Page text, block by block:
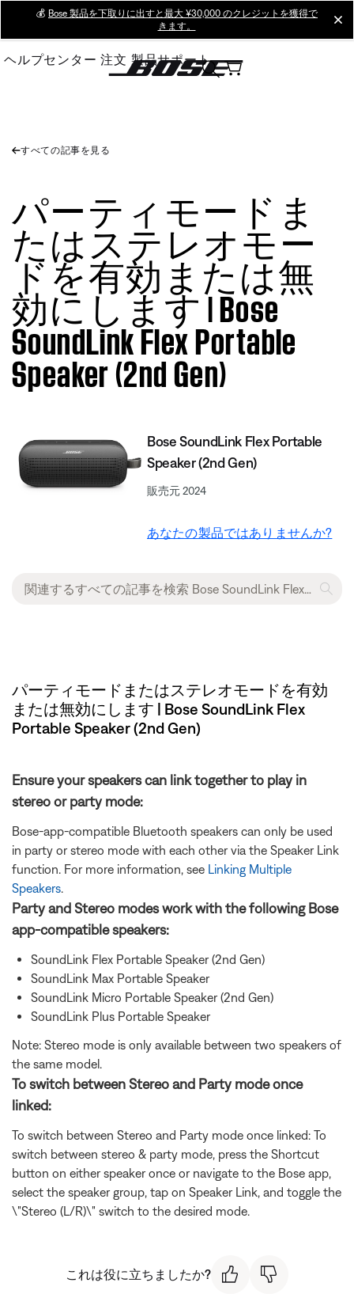
Main
💰 Bose 製品を下取りに出すと最大 ¥30,000 のクレジットを獲得で
きます。
ヘルプセンター 注文 製品サポート
すべての記事を見る
パーティモードま
たはステレオモー
ドを有効または無
効にします | Bose
SoundLink Flex Portable
Speaker (2nd Gen)
Bose SoundLink Flex Portable
Speaker (2nd Gen)
販売元 2024
あなたの製品ではありませんか?
パーティモードまたはステレオモードを有効
または無効にします | Bose SoundLink Flex
Portable Speaker (2nd Gen)
Ensure your speakers can link together to play in
stereo or party mode:
Bose-app-compatible Bluetooth speakers can only be used
in party or stereo mode with each other via the Speaker Link
function. For more information, see Linking Multiple
Speakers.
Party and Stereo modes work with the following Bose
app-compatible speakers:
SoundLink Flex Portable Speaker (2nd Gen)
SoundLink Max Portable Speaker
SoundLink Micro Portable Speaker (2nd Gen)
SoundLink Plus Portable Speaker
Note: Stereo mode is only available between two speakers of
the same model.
To switch between Stereo and Party mode once
linked:
To switch between Stereo and Party mode once linked: To
switch between stereo & party mode, press the Shortcut
button on either speaker once or navigate to the Bose app,
select the speaker group, tap on Speaker Link, and toggle the
\"Stereo (L/R)\" switch to the desired mode.
これは役に立ちましたか?